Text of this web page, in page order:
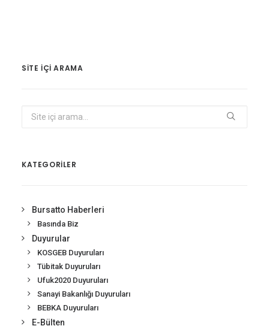
SITE IÇI ARAMA
KATEGORİLER
Bursatto Haberleri
Basında Biz
Duyurular
KOSGEB Duyuruları
Tübitak Duyuruları
Ufuk2020 Duyuruları
Sanayi Bakanlığı Duyuruları
BEBKA Duyuruları
E-Bülten